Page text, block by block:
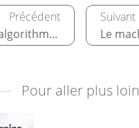
Les algorithmes d’intelligence artificielle
Pour aller plus loin